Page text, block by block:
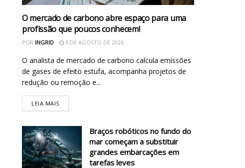
O mercado de carbono abre espaço para uma
profissão que poucos conhecem!
POR INGRID 6 DE AGOSTO DE 2026
O analista de mercado de carbono calcula emissões
de gases de efeito estufa, acompanha projetos de
redução ou remoção e...
LEIA MAIS
Braços robóticos no fundo do
mar começam a substituir
grandes embarcações em
tarefas leves